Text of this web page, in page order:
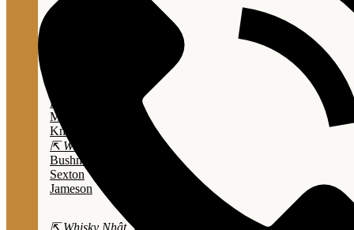
Evan Williams
Marker's Mark
Knob Creek
⇱ Whiskey Ailen ⇲
Bushmills
Sexton
Jameson
⇱ Whisky Nhật ⇲